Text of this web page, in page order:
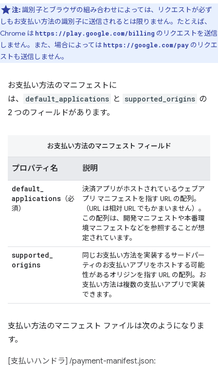
注:識別子とブラウザの組み合わせによっては、リクエストが必ず
しもお支払い方法の識別子に送信されるとは限りません。たとえば、
Chrome は https://play.google.com/billing のリクエストを送信
しません。また、場合によっては https://google.com/pay のリクエ
ストも送信しません。
お支払い方法のマニフェストに
は、
default_applications と supported_origins の
2 つのフィールドがあります。
プロパティ名 説明
default_
applications （必
須）
決済アプリがホストされているウェブア
プリ マニフェストを指す URL の配列。
（URL は相対 URL でもかまいません）。
この配列は、開発マニフェストや本番環
境マニフェストなどを参照することが想
定されています。
supported_
origins
同じお支払い方法を実装するサードパー
ティのお支払いアプリをホストする可能
性があるオリジンを指す URL の配列。お
支払い方法は複数の支払いアプリで実装
できます。
お支払い方法のマニフェスト フィールド
支払い方法のマニフェスト ファイルは次のようになりま
す。
[支払いハンドラ] /payment-manifest.json: